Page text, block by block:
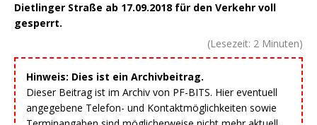
Dietlinger Straße ab 17.09.2018 für den Verkehr voll
gesperrt.
(Lesezeit: 2 Minuten)
Hinweis: Dies ist ein Archivbeitrag.
Dieser Beitrag ist im Archiv von PF-BITS. Hier eventuell
angegebene Telefon- und Kontaktmöglichkeiten sowie